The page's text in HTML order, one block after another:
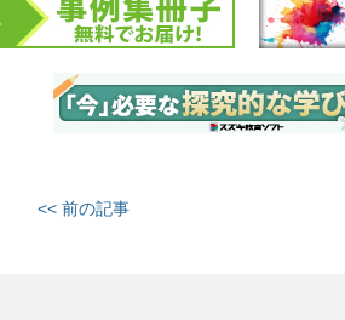
<< 前の記事